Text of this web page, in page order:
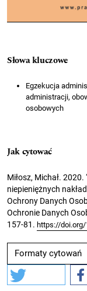
Słowa kluczowe
Egzekucja
administracji,
osobowych
Jak cytować
Miłosz, Michał.
niepieniężnych
Ochrony Danych
Ochronie Danych
157-81. https://doi.org/
Formaty cytowań